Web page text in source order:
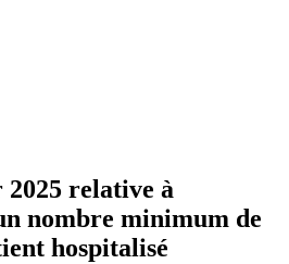
relative à
nombre minimum de
hospitalisé